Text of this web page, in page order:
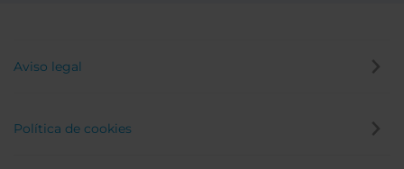
Aviso legal
Política de cookies